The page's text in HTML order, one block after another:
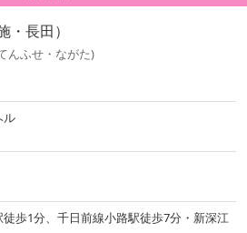
長田）
んふせ・ながた)
ル
歩1分、千日前線小路駅徒歩7分・新深江